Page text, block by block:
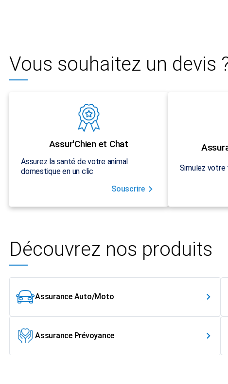
Vous souhaitez un devis
Assur'Chien et Chat
Assurez la santé de votre animal
domestique en un clic
Souscrire
Simulez votre
Découvrez nos produits
Assurance Auto/Moto
Assurance Prévoyance